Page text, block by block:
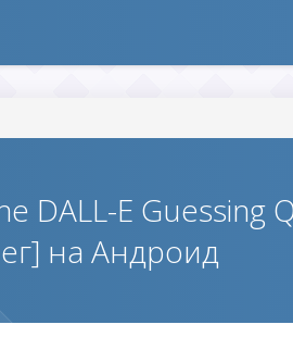
DALL-E Guessing
на Андроид